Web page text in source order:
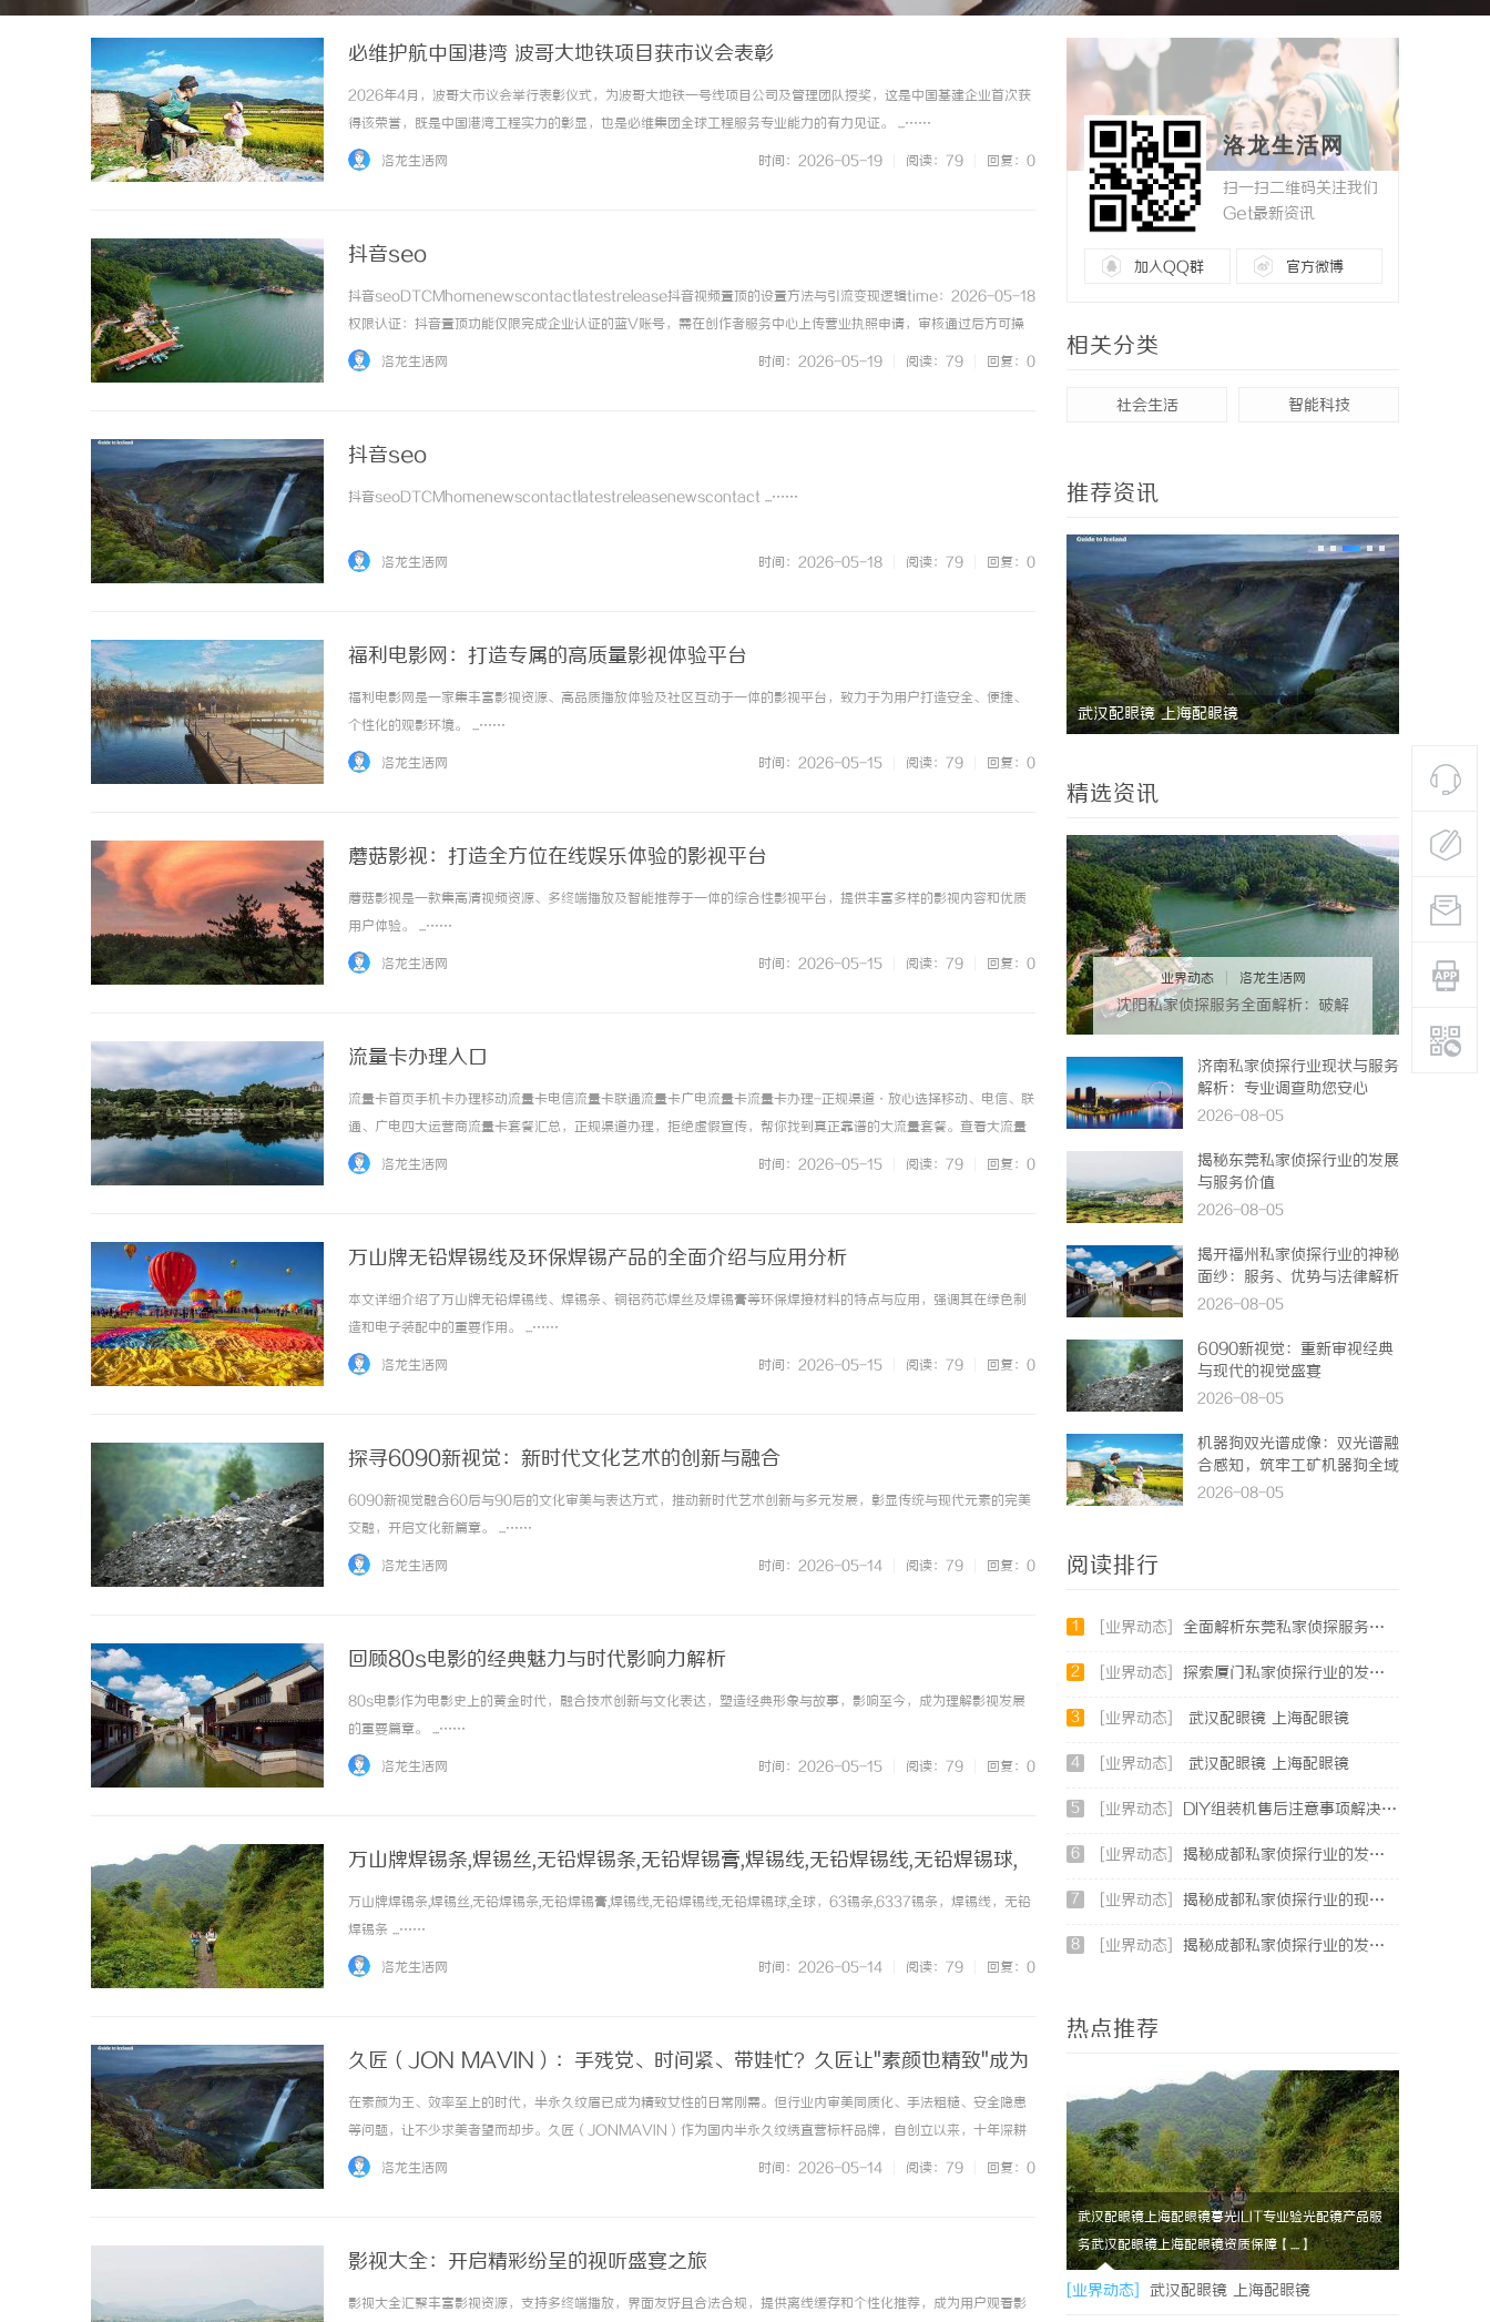
必维护航中国港湾 波哥大地铁项目获市议会表彰
2026年4月，波哥大市议会举行表彰仪式，为波哥大地铁一号线项目公司及管理团队授奖，这是中国基建企业首次获
得该荣誉，既是中国港湾工程实力的彰显，也是必维集团全球工程服务专业能力的有力见证。 ...……
洛龙生活网 时间：2026-05-19 阅读：79 回复：0
抖音seo
抖音seoDTCMhomenewscontactlatestrelease抖音视频置顶的设置方法与引流变现逻辑time：2026-05-18
权限认证：抖音置顶功能仅限完成企业认证的蓝V账号，需在创作者服务中心上传营业执照申请，审核通过后方可操
作。操作路径：进入目标视频播放页，点击右下角三个点，在菜单中点击“...抖音SEO的关键词布局与搜索流量获取
洛龙生活网 时间：2026-05-19 阅读：79 回复：0
抖音seo
抖音seoDTCMhomenewscontactlatestreleasenewscontact ...……
洛龙生活网 时间：2026-05-18 阅读：79 回复：0
福利电影网：打造专属的高质量影视体验平台
福利电影网是一家集丰富影视资源、高品质播放体验及社区互动于一体的影视平台，致力于为用户打造安全、便捷、
个性化的观影环境。 ...……
洛龙生活网 时间：2026-05-15 阅读：79 回复：0
蘑菇影视：打造全方位在线娱乐体验的影视平台
蘑菇影视是一款集高清视频资源、多终端播放及智能推荐于一体的综合性影视平台，提供丰富多样的影视内容和优质
用户体验。 ...……
洛龙生活网 时间：2026-05-15 阅读：79 回复：0
流量卡办理入口
流量卡首页手机卡办理移动流量卡电信流量卡联通流量卡广电流量卡流量卡办理-正规渠道·放心选择移动、电信、联
通、广电四大运营商流量卡套餐汇总，正规渠道办理，拒绝虚假宣传，帮你找到真正靠谱的大流量套餐。查看大流量
卡列表流量卡分类四大运营商套餐分类浏览，找到适合你的流量卡手机卡办理免费申请·在线办理移动流量卡2026新
洛龙生活网 时间：2026-05-15 阅读：79 回复：0
万山牌无铅焊锡线及环保焊锡产品的全面介绍与应用分析
本文详细介绍了万山牌无铅焊锡线、焊锡条、铜铝药芯焊丝及焊锡膏等环保焊接材料的特点与应用，强调其在绿色制
造和电子装配中的重要作用。 ...……
洛龙生活网 时间：2026-05-15 阅读：79 回复：0
探寻6090新视觉：新时代文化艺术的创新与融合
6090新视觉融合60后与90后的文化审美与表达方式，推动新时代艺术创新与多元发展，彰显传统与现代元素的完美
交融，开启文化新篇章。 ...……
洛龙生活网 时间：2026-05-14 阅读：79 回复：0
回顾80s电影的经典魅力与时代影响力解析
80s电影作为电影史上的黄金时代，融合技术创新与文化表达，塑造经典形象与故事，影响至今，成为理解影视发展
的重要篇章。 ...……
洛龙生活网 时间：2026-05-15 阅读：79 回复：0
万山牌焊锡条,焊锡丝,无铅焊锡条,无铅焊锡膏,焊锡线,无铅焊锡线,无铅焊锡球,
全球
万山牌焊锡条,焊锡丝,无铅焊锡条,无铅焊锡膏,焊锡线,无铅焊锡线,无铅焊锡球,全球，63锡条,6337锡条，焊锡线，无铅
焊锡条 ...……
洛龙生活网 时间：2026-05-14 阅读：79 回复：0
久匠（JON MAVIN）：手残党、时间紧、带娃忙？久匠让"素颜也精致"成为
日常(纹眉-纹唇-美瞳线)
在素颜为王、效率至上的时代，半永久纹眉已成为精致女性的日常刚需。但行业内审美同质化、手法粗糙、安全隐患
等问题，让不少求美者望而却步。久匠（JONMAVIN）作为国内半永久纹绣直营标杆品牌，自创立以来，十年深耕
半永久定妆领域，拒绝流水线模板，专注原生自然质感。目前久匠已在全国布局89家直营门店，累计服务超300万人
洛龙生活网 时间：2026-05-14 阅读：79 回复：0
影视大全：开启精彩纷呈的视听盛宴之旅
影视大全汇聚丰富影视资源，支持多终端播放，界面友好且合法合规，提供离线缓存和个性化推荐，成为用户观看影
洛龙生活网
扫一扫二维码关注我们
Get最新资讯
加入QQ群 官方微博
相关分类
社会生活 智能科技
推荐资讯
武汉配眼镜 上海配眼镜 全面解析6080影院：热门影视资源一站式观
精选资讯
业界动态 洛龙生活网
沈阳私家侦探服务全面解析：破解
济南私家侦探行业现状与服务
解析：专业调查助您安心
2026-08-05
揭秘东莞私家侦探行业的发展
与服务价值
2026-08-05
揭开福州私家侦探行业的神秘
面纱：服务、优势与法律解析
2026-08-05
6090新视觉：重新审视经典
与现代的视觉盛宴
2026-08-05
机器狗双光谱成像：双光谱融
合感知，筑牢工矿机器狗全域
巡检识别能力
2026-08-05
阅读排行
1 [业界动态] 全面解析东莞私家侦探服务：专业侦查助您解决各种疑难问题
2 [业界动态] 探索厦门私家侦探行业的发展与应用全景
3 [业界动态] 武汉配眼镜 上海配眼镜
4 [业界动态] 武汉配眼镜 上海配眼镜
5 [业界动态] DIY组装机售后注意事项解决方案
6 [业界动态] 揭秘成都私家侦探行业的发展与应用现状全解析
7 [业界动态] 揭秘成都私家侦探行业的现状与发展趋势
8 [业界动态] 揭秘成都私家侦探行业的发展与服务多样性解析
热点推荐
武汉配眼镜上海配眼镜暮光ILIT专业验光配镜产品服
务武汉配眼镜上海配眼镜资质保障【....】
[业界动态] 武汉配眼镜 上海配眼镜